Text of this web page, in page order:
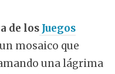
de los Juegos
mosaico que
una lágrima